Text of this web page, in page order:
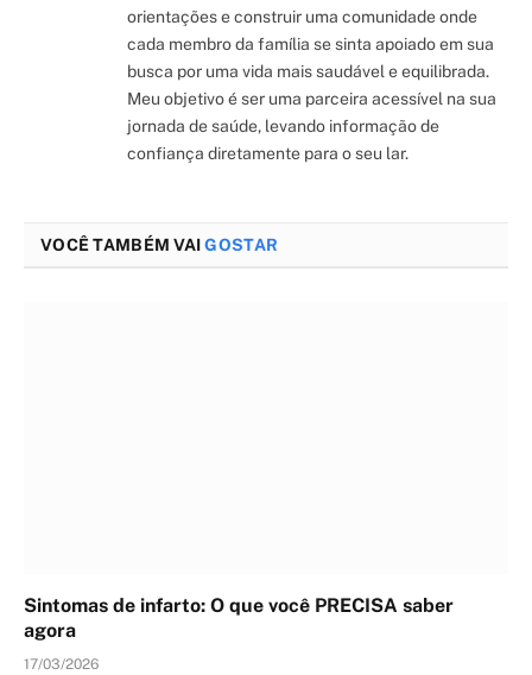
orientações e construir uma comunidade onde
cada membro da família se sinta apoiado em sua
busca por uma vida mais saudável e equilibrada.
Meu objetivo é ser uma parceira acessível na sua
jornada de saúde, levando informação de
confiança diretamente para o seu lar.
VOCÊ TAMBÉM VAIGOSTAR
Sintomas de infarto: O que você PRECISA saber
agora
17/03/2026